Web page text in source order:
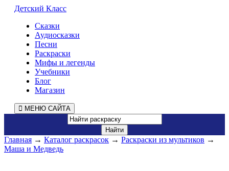
Детский Класс
Сказки
Аудиосказки
Песни
Раскраски
Мифы и легенды
Учебники
Блог
Магазин
МЕНЮ САЙТА
Главная → Каталог раскрасок → Раскраски из мультиков →
Маша и Медведь